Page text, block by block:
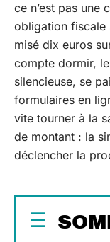
ce n’est pas une
obligation fiscale
misé dix euros
compte dormir, le
silencieuse, se
formulaires en
vite tourner à la
de montant : la
déclencher la